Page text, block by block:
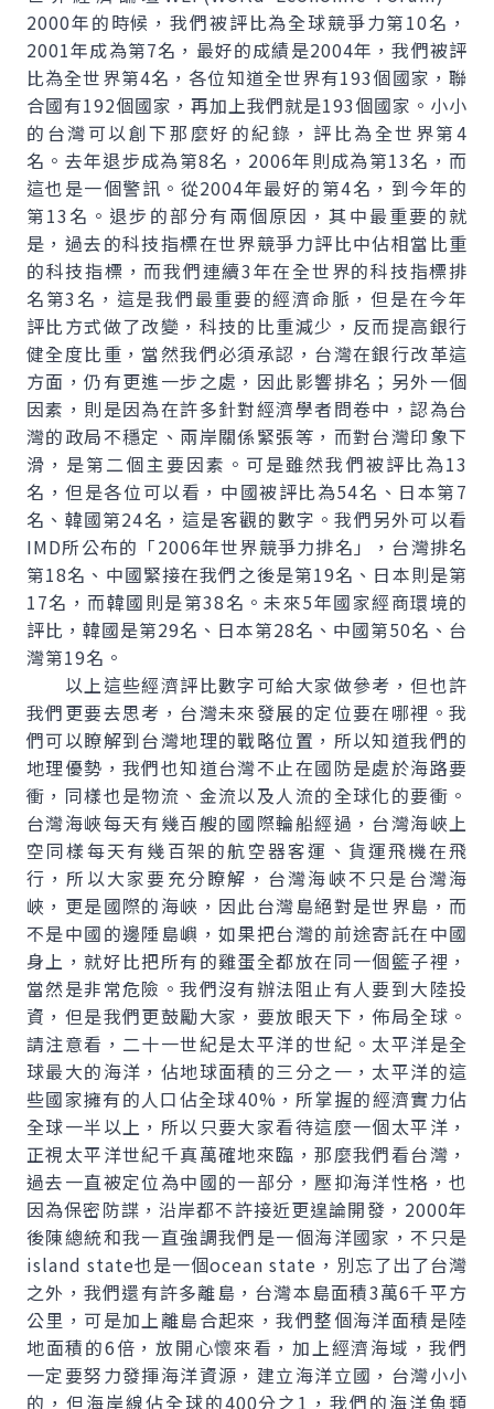
2000年的時候，我們被評比為全球競爭力第10名，
2001年成為第7名，最好的成績是2004年，我們被評
比為全世界第4名，各位知道全世界有193個國家，聯
合國有192個國家，再加上我們就是193個國家。小小
的台灣可以創下那麼好的紀錄，評比為全世界第4
名。去年退步成為第8名，2006年則成為第13名，而
這也是一個警訊。從2004年最好的第4名，到今年的
第13名。退步的部分有兩個原因，其中最重要的就
是，過去的科技指標在世界競爭力評比中佔相當比重
的科技指標，而我們連續3年在全世界的科技指標排
名第3名，這是我們最重要的經濟命脈，但是在今年
評比方式做了改變，科技的比重減少，反而提高銀行
健全度比重，當然我們必須承認，台灣在銀行改革這
方面，仍有更進一步之處，因此影響排名；另外一個
因素，則是因為在許多針對經濟學者問卷中，認為台
灣的政局不穩定、兩岸關係緊張等，而對台灣印象下
滑，是第二個主要因素。可是雖然我們被評比為13
名，但是各位可以看，中國被評比為54名、日本第7
名、韓國第24名，這是客觀的數字。我們另外可以看
IMD所公布的「2006年世界競爭力排名」，台灣排名
第18名、中國緊接在我們之後是第19名、日本則是第
17名，而韓國則是第38名。未來5年國家經商環境的
評比，韓國是第29名、日本第28名、中國第50名、台
灣第19名。
以上這些經濟評比數字可給大家做參考，但也許
我們更要去思考，台灣未來發展的定位要在哪裡。我
們可以瞭解到台灣地理的戰略位置，所以知道我們的
地理優勢，我們也知道台灣不止在國防是處於海路要
衝，同樣也是物流、金流以及人流的全球化的要衝。
台灣海峽每天有幾百艘的國際輪船經過，台灣海峽上
空同樣每天有幾百架的航空器客運、貨運飛機在飛
行，所以大家要充分瞭解，台灣海峽不只是台灣海
峽，更是國際的海峽，因此台灣島絕對是世界島，而
不是中國的邊陲島嶼，如果把台灣的前途寄託在中國
身上，就好比把所有的雞蛋全都放在同一個籃子裡，
當然是非常危險。我們沒有辦法阻止有人要到大陸投
資，但是我們更鼓勵大家，要放眼天下，佈局全球。
請注意看，二十一世紀是太平洋的世紀。太平洋是全
球最大的海洋，佔地球面積的三分之一，太平洋的這
些國家擁有的人口佔全球40%，所掌握的經濟實力佔
全球一半以上，所以只要大家看待這麼一個太平洋，
正視太平洋世紀千真萬確地來臨，那麼我們看台灣，
過去一直被定位為中國的一部分，壓抑海洋性格，也
因為保密防諜，沿岸都不許接近更遑論開發，2000年
後陳總統和我一直強調我們是一個海洋國家，不只是
island state也是一個ocean state，別忘了出了台灣
之外，我們還有許多離島，台灣本島面積3萬6千平方
公里，可是加上離島合起來，我們整個海洋面積是陸
地面積的6倍，放開心懷來看，加上經濟海域，我們
一定要努力發揮海洋資源，建立海洋立國，台灣小小
的，但海岸線佔全球的400分之1，我們的海洋魚類